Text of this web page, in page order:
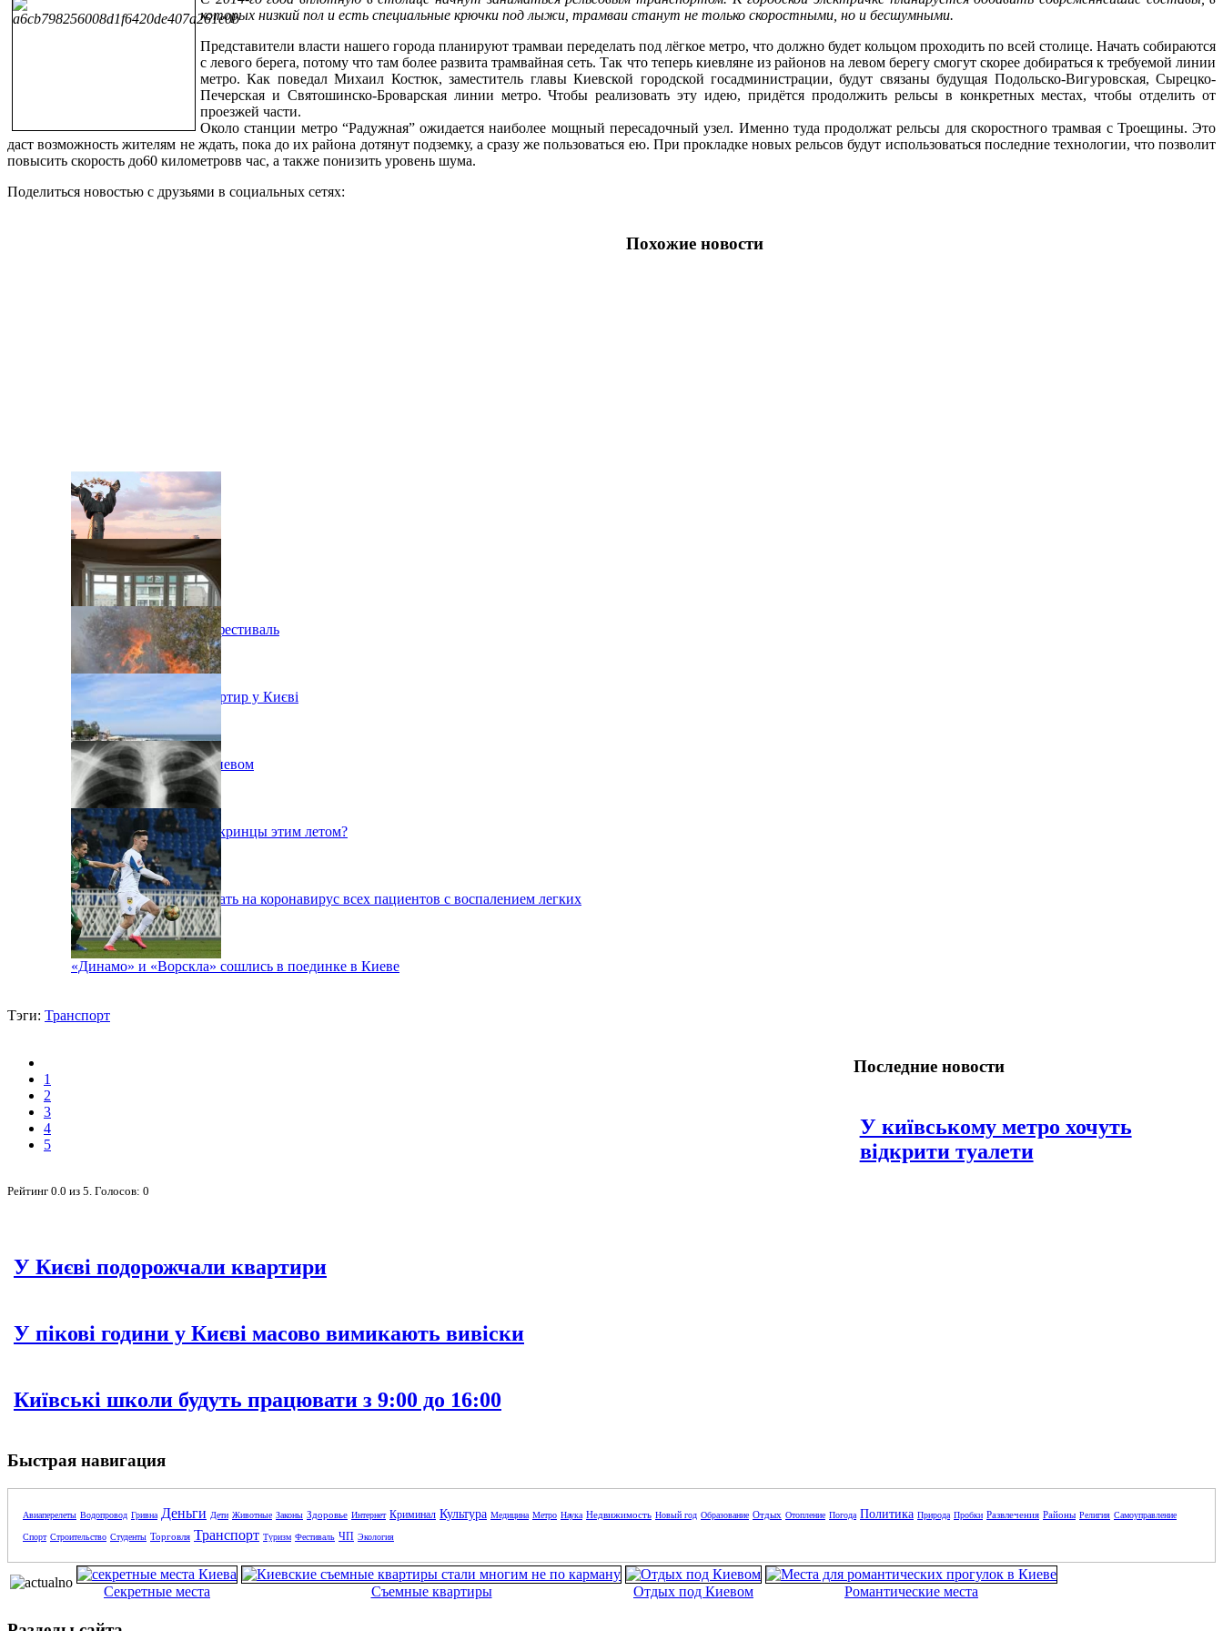
которых низкий пол и есть специальные крючки под лыжи трамваи станут не только скоростными но и бесшумными.
Представители власти нашего города планируют трамваи переделать под лёгкое метро, что должно будет кольцом проходить по всей столице. Начать собираются
с левого берега,потому что там более развита трамвайная сеть.Так что теперь киевляне из районов на левом берегу смогут скорее добираться к требуемой линии
метро.Как поведал Михаил Костюк,заместитель главы Киевской городской госадминистрации,будут связаны будущая Подольско-Вигуровская,Сырецко-
Печерская и Святошинско-Броварская линии метро.Чтобы реализовать эту идею,придётся продолжить рельсы в конкретных местах,чтобы отделить от
проезжей части.
Около станции метро“Радужная”ожидается наиболее мощный пересадочный узел. Именно туда продолжат рельсы для скоростного трамвая с Троещины.Это
даст возможность жителям не ждать, пока до их района дотянут подземку, а сразу же пользоваться ею. При прокладке новых рельсов будут использоваться последние технологии,что позволит
повысить скорость до60 километровв час, а также понизить уровень шума.
Поделиться новостью с друзьями в социальных сетях:
Похожие новости
В Киеве состоится эко-фестиваль
Ситуація з орендою квартир у Києві
Пожар на свалке под Киевом
Куда поедут отдыхать укринцы этим летом?
В Киеве будут тестировать на коронавирус всех пациентов с воспалением легких
«Динамо» и «Ворскла» сошлись в поединке в Киеве
Тэги: Транспорт
1
2
3
4
5
Рейтинг 0.0 из 5 . Голосов: 0
Последние новости
У київському метро хочуть
відкрити туалети
У Києві подорожчали квартири
У пікові години у Києві масово вимикають вивіски
Київські школи будуть працювати з 9:00 до 16:00
Быстрая навигация
Авиаперелеты Водопровод Гривна Деньги Дети Животные Законы Здоровье Интернет Криминал Культура Медицина Метро Наука Недвижимость Новый год Образование Отдых Отопление Погода Политика Природа Пробки Развлечения Районы Религия Самоуправление
Спорт Строительство Студенты Торговля Транспорт Туризм Фестиваль ЧП Экология
Секретные места Съемные квартиры Отдых под Киевом Романтические места